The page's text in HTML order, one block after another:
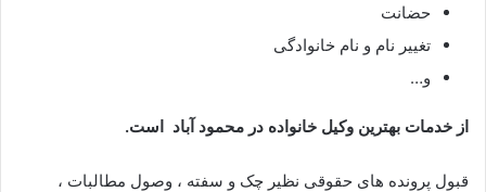
حضانت
تغییر نام و نام خانوادگی
و…
از خدمات بهترین وکیل خانواده در محمود آباد است.
قبول پرونده های حقوقی نظیر چک و سفته ، وصول مطالبات ،